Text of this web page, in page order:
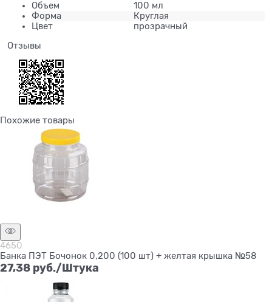
Объем
100 мл
Форма
Круглая
Цвет
прозрачный
Отзывы
Похожие товары
4650
Банка ПЭТ Бочонок 0,200 (100 шт) + желтая крышка №58
27,38 руб./Штука